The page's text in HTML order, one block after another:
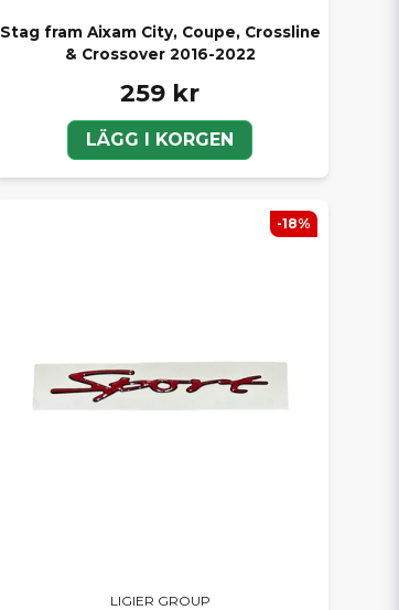
Stag fram Aixam City, Coupe, Crossline
& Crossover 2016-2022
259 kr
LÄGG I KORGEN
LIGIER GROUP
-18%